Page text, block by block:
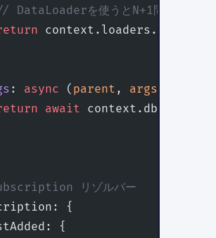
DataLoaderを使うとN+1問題を解決
context.loaders.user.
: async ( parent , args
await context.db.tags.
リゾルバー
{
{